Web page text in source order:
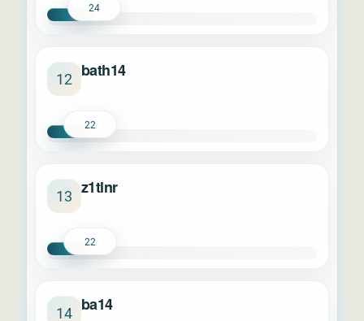
24
12 bath14
22
13 z1tlnr
22
14 ba14